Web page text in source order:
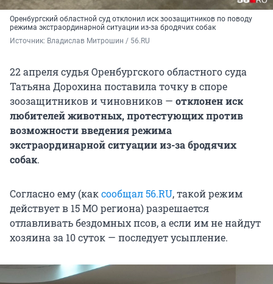
Оренбургский областной суд отклонил иск зоозащитников по поводу
режима экстраординарной ситуации из-за бродячих собак
Источник: Владислав Митрошин / 56.RU
22 апреля судья Оренбургского областного суда
Татьяна Дорохина поставила точку в споре
зоозащитников и чиновников — отклонен иск
любителей животных, протестующих против
возможности введения режима
экстраординарной ситуации из-за бродячих
собак.
Согласно ему (каксообщал 56.RU, такой режим
действует в 15 МО региона) разрешается
отлавливать бездомных псов, а если им не найдут
хозяина за 10 суток — последует усыпление.